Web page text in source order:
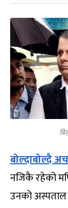
बोल्दाबोल्दै
नजिकै रहेको
उनको अस्पताल